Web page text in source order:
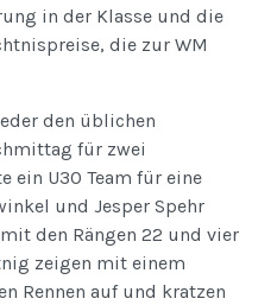
in der Klasse und die
die zur WM
den üblichen
für zwei
ein U30 Team für eine
und Jesper Spehr
den Rängen 22 und vier
zeigen mit einem
Rennen auf und kratzen